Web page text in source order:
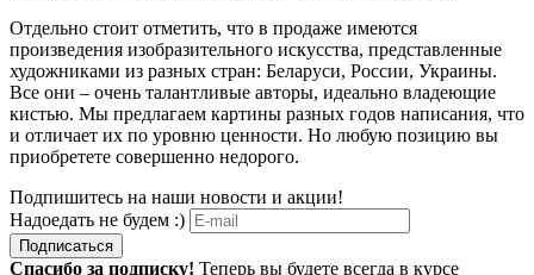
Отдельно стоит отметить, что в продаже имеются
произведения изобразительного искусства, представленные
художниками из разных стран: Беларуси, России, Украины.
Все они – очень талантливые авторы, идеально владеющие
кистью. Мы предлагаем картины разных годов написания, что
и отличает их по уровню ценности. Но любую позицию вы
приобретете совершенно недорого.
Подпишитесь на наши новости и акции!
Надоедать не будем :)
Подписаться
Спасибо за подписку! Теперь вы будете всегда в курсе